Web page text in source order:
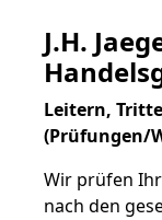
J.H.
Leitern,
(Prüfungen/
Wir prüfen
nach den